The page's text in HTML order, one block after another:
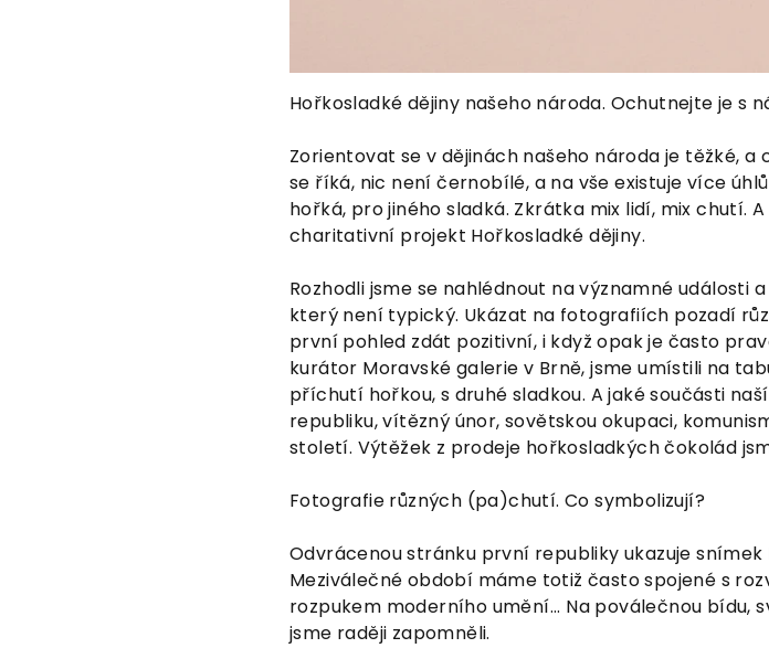
Hořkosladké dějiny našeho národa. Ochutnejte je s
Zorientovat se v dějinách našeho národa je těžké,
se říká, nic není černobílé, a na vše existuje více
hořká, pro jiného sladká. Zkrátka mix lidí, mix chutí.
charitativní projekt Hořkosladké dějiny.
Rozhodli jsme se nahlédnout na významné události
který není typický. Ukázat na fotografiích pozadí
první pohled zdát pozitivní, i když opak je často
kurátor Moravské galerie v Brně, jsme umístili na
příchutí hořkou, s druhé sladkou. A jaké součásti
republiku, vítězný únor, sovětskou okupaci,
století. Výtěžek z prodeje hořkosladkých čokolád
Fotografie různých (pa)chutí. Co symbolizují?
Odvrácenou stránku první republiky ukazuje
Meziválečné období máme totiž často spojené s
rozpukem moderního umění... Na poválečnou bídu,
jsme raději zapomněli.